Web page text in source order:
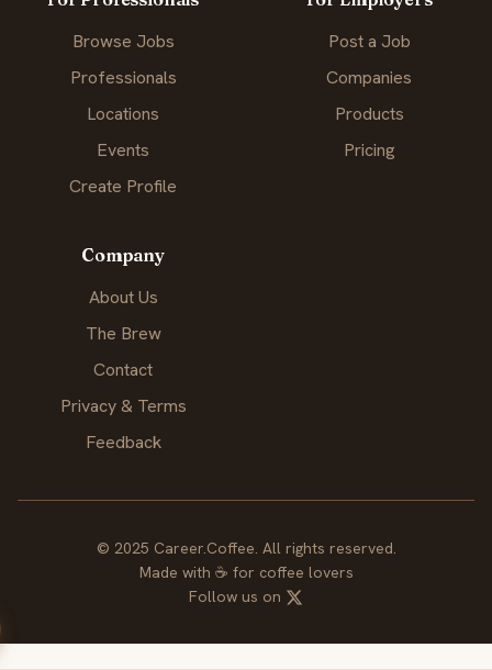
Browse Jobs
Professionals
Locations
Events
Create Profile
Post a Job
Companies
Products
Pricing
Company
About Us
The Brew
Contact
Privacy & Terms
Feedback
© 2025 Career.Coffee. All rights reserved.
Made with ☕ for coffee lovers
Follow us on